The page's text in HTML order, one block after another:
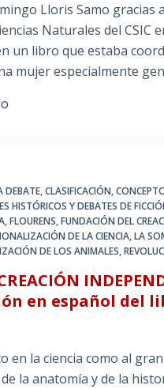
gracias a Isabel
Naturales del CSIC
un libro que estaba
mujer especialmente
DEBATE,CLASIFICACIÓN,
HISTÓRICOS Y DEBATES DE
,FLOURENS,FUNDACIÓN DEL
DE LA CIENCIA,LA
DE LOS ANIMALES,
en español del
la ciencia como al
la anatomía y de la